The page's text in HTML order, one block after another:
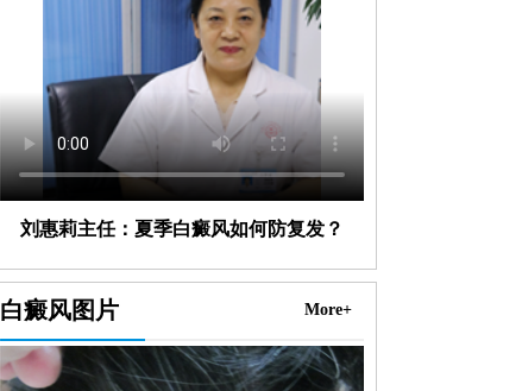
刘惠莉主任：夏季白癜风如何防复发？
白癜风图片 More+